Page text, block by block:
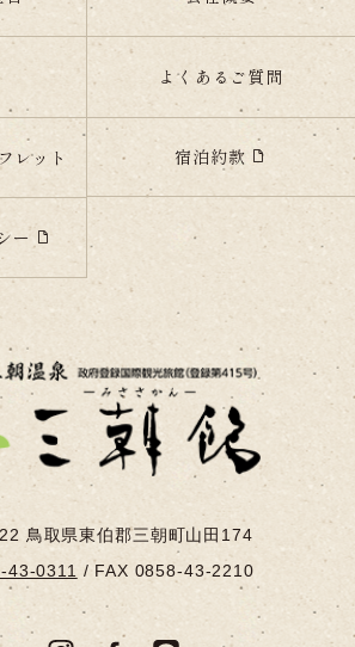
よくあるご質問
レット 宿泊約款
ー
鳥取県東伯郡三朝町山田174
43-0311 /FAX 0858-43-2210